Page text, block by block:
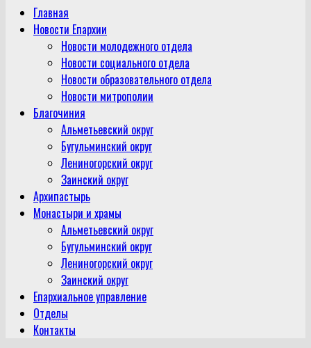
Главная
Новости Епархии
Новости молодежного отдела
Новости социального отдела
Новости образовательного отдела
Новости митрополии
Благочиния
Альметьевский округ
Бугульминский округ
Лениногорский округ
Заинский округ
Архипастырь
Монастыри и храмы
Альметьевский округ
Бугульминский округ
Лениногорский округ
Заинский округ
Епархиальное управление
Отделы
Контакты